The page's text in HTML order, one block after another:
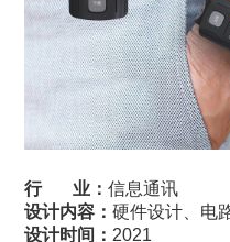
行 业：信息通讯
设计内容：硬件设计、电
设计时间： 2021